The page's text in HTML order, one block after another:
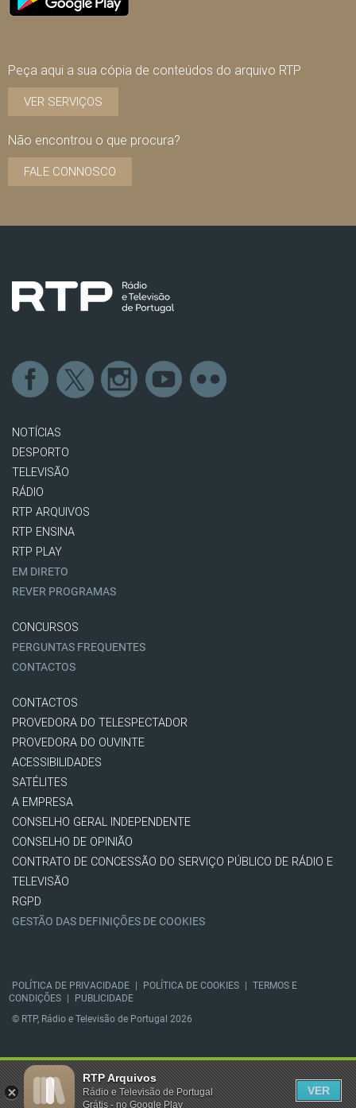
Peça aqui a sua cópia de conteúdos do arquivo RTP
VER SERVIÇOS
Não encontrou o que procura?
FALE CONNOSCO
NOTÍCIAS
DESPORTO
TELEVISÃO
RÁDIO
RTP ARQUIVOS
RTP ENSINA
RTP PLAY
EM DIRETO
REVER PROGRAMAS
CONCURSOS
PERGUNTAS FREQUENTES
CONTACTOS
CONTACTOS
PROVEDORA DO TELESPECTADOR
PROVEDORA DO OUVINTE
ACESSIBILIDADES
SATÉLITES
A EMPRESA
CONSELHO GERAL INDEPENDENTE
CONSELHO DE OPINIÃO
CONTRATO DE CONCESSÃO DO SERVIÇO PÚBLICO DE RÁDIO E
TELEVISÃO
RGPD
GESTÃO DAS DEFINIÇÕES DE COOKIES
POLÍTICA DE PRIVACIDADE | POLÍTICA DE COOKIES | TERMOS E
CONDIÇÕES |
PUBLICIDADE
© RTP, Rádio e Televisão de Portugal 2026
RTP Arquivos
Rádio e Televisão de Portugal
Grátis - no Google Play
VER